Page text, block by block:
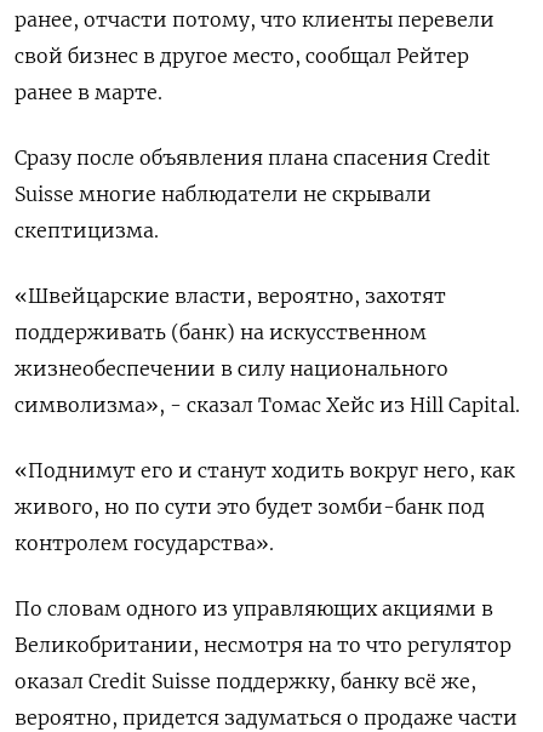
ранее, отчасти потому, что клиенты перевели
свой бизнес в другое место, сообщал Рейтер
ранее в марте.
Сразу после объявления плана спасения Credit
Suisse многие наблюдатели не скрывали
скептицизма.
«Швейцарские власти, вероятно, захотят
поддерживать (банк) на искусственном
жизнеобеспечении в силу национального
символизма», - сказал Томас Хейс из Hill Capital.
«Поднимут его и станут ходить вокруг него, как
живого, но по сути это будет зомби-банк под
контролем государства».
По словам одного из управляющих акциями в
Великобритании, несмотря на то что регулятор
оказал Credit Suisse поддержку, банку всё же,
вероятно, придется задуматься о продаже части